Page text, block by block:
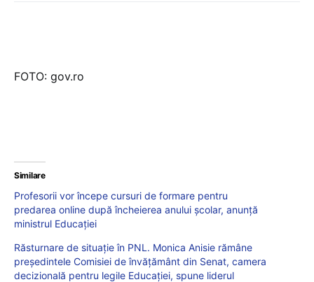
FOTO: gov.ro
Similare
Profesorii vor începe cursuri de formare pentru
predarea online după încheierea anului școlar, anunță
ministrul Educației
Răsturnare de situație în PNL. Monica Anisie rămâne
președintele Comisiei de învățământ din Senat, camera
decizională pentru legile Educației, spune liderul